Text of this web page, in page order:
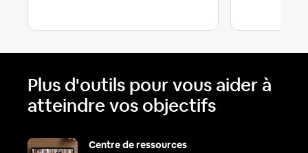
Plus d'outils pour vous aider à
atteindre vos objectifs
Centre de ressources